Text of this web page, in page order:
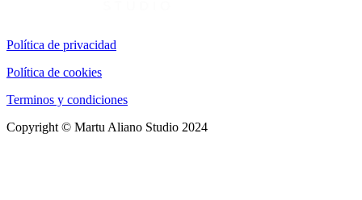
Política de privacidad
Política de cookies
Terminos y condiciones
Copyright © Martu Aliano Studio 2024